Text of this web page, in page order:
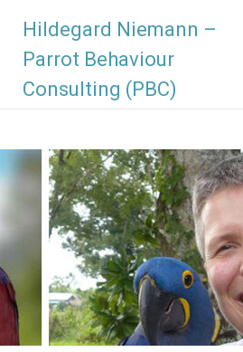
Hildegard Niemann –
Parrot Behaviour
Consulting (PBC)